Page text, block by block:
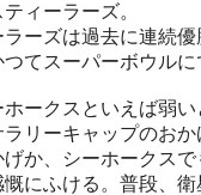
ィーラーズ。
ラーズは過去に連続
つてスーパーボウル
ホークスといえば弱
ラリーキャップのお
げか、シーホークス
慨にふける。普段、